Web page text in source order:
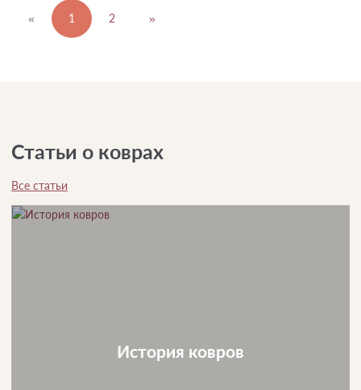
« 1 2 »
Статьи о коврах
Все статьи
История ковров